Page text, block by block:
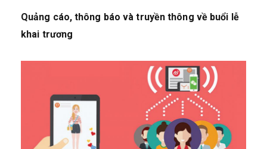
Quảng cáo, thông báo và truyền thông về buổi lễ
khai trương